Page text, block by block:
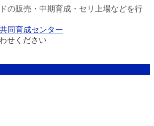
の販売・中期育成・セリ上場などを行
同育成センター
せください